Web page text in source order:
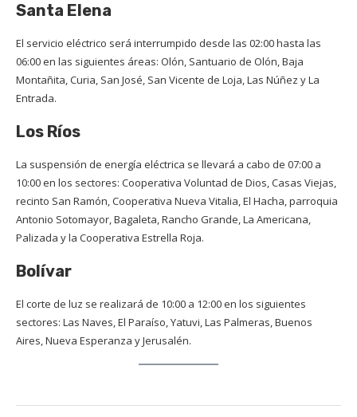
Santa Elena
El servicio eléctrico será interrumpido desde las 02:00 hasta las
06:00 en las siguientes áreas: Olón, Santuario de Olón, Baja
Montañita, Curia, San José, San Vicente de Loja, Las Núñez y La
Entrada.
Los Ríos
La suspensión de energía eléctrica se llevará a cabo de 07:00 a
10:00 en los sectores: Cooperativa Voluntad de Dios, Casas Viejas,
recinto San Ramón, Cooperativa Nueva Vitalia, El Hacha, parroquia
Antonio Sotomayor, Bagaleta, Rancho Grande, La Americana,
Palizada y la Cooperativa Estrella Roja.
Bolívar
El corte de luz se realizará de 10:00 a 12:00 en los siguientes
sectores: Las Naves, El Paraíso, Yatuvi, Las Palmeras, Buenos
Aires, Nueva Esperanza y Jerusalén.